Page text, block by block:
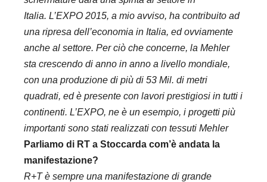
Italia. L’EXPO 2015, a mio avviso, ha contribuito ad
una ripresa dell’economia in Italia, ed ovviamente
anche al settore. Per ciò che concerne, la Mehler
sta crescendo di anno in anno a livello mondiale,
con una produzione di più di 53 Mil. di metri
quadrati, ed è presente con lavori prestigiosi in tutti i
continenti. L’EXPO, ne è un esempio, i progetti più
importanti sono stati realizzati con tessuti Mehler
Parliamo di RT a Stoccarda com’è andata la
manifestazione?
R+T è sempre una manifestazione di grande